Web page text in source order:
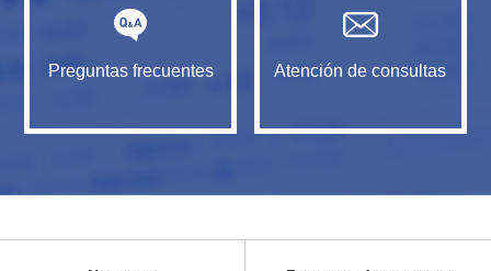
Preguntas frecuentes Atención de consultas